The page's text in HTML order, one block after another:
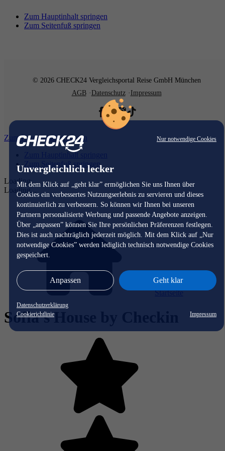
Nur notwendige Cookies
Unvergleichlich lecker
Mit dem Klick auf „geht klar” ermöglichen Sie uns Ihnen über
Cookies ein verbessertes Nutzungserlebnis zu servieren und dieses
kontinuierlich zu verbessern. So können wir Ihnen bei unseren
Partnern personalisierte Werbung und passende Angebote anzeigen.
Über „anpassen” können Sie Ihre persönlichen Präferenzen festlegen.
Dies ist auch nachträglich jederzeit möglich. Mit dem Klick auf „Nur
notwendige Cookies” werden lediglich technisch notwendige Cookies
gespeichert.
Anpassen Geht klar
Datenschutzerklärung
Cookierichtlinie
Impressum
Zum Hauptinhalt springen
Zum Seitenfuß springen
© 2026 CHECK24 Vergleichsportal Reise GmbH München
AGB
Datenschutz Impressum
Zum Hauptinhalt springen
Zum Hauptinhalt springen
Zum Seitenfuß springen
Loading...
Loading...
Startseite
Sofia's House by Checkin